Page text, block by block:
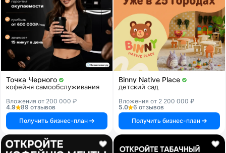
Точка Черного
кофейня самообслуживания
Вложения от 200 000 ₽
4.9
89 отзывов
Получить бизнес-план
Binny Native Place
детский сад
Вложения от 2 200 000 ₽
5.0
6 отзывов
Получить бизнес-план